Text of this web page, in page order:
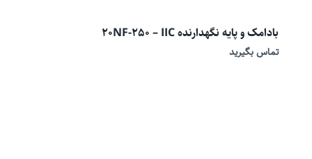
بادامک و پایه نگهدارنده 20NF-250 – IIC
تماس بگیرید